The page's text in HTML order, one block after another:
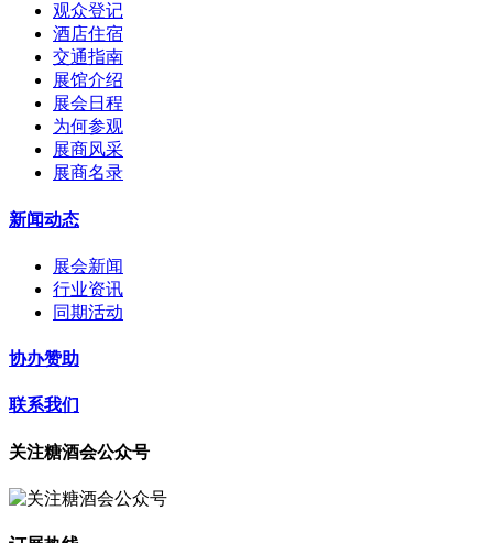
观众登记
酒店住宿
交通指南
展馆介绍
展会日程
为何参观
展商风采
展商名录
新闻动态
展会新闻
行业资讯
同期活动
协办赞助
联系我们
关注糖酒会公众号